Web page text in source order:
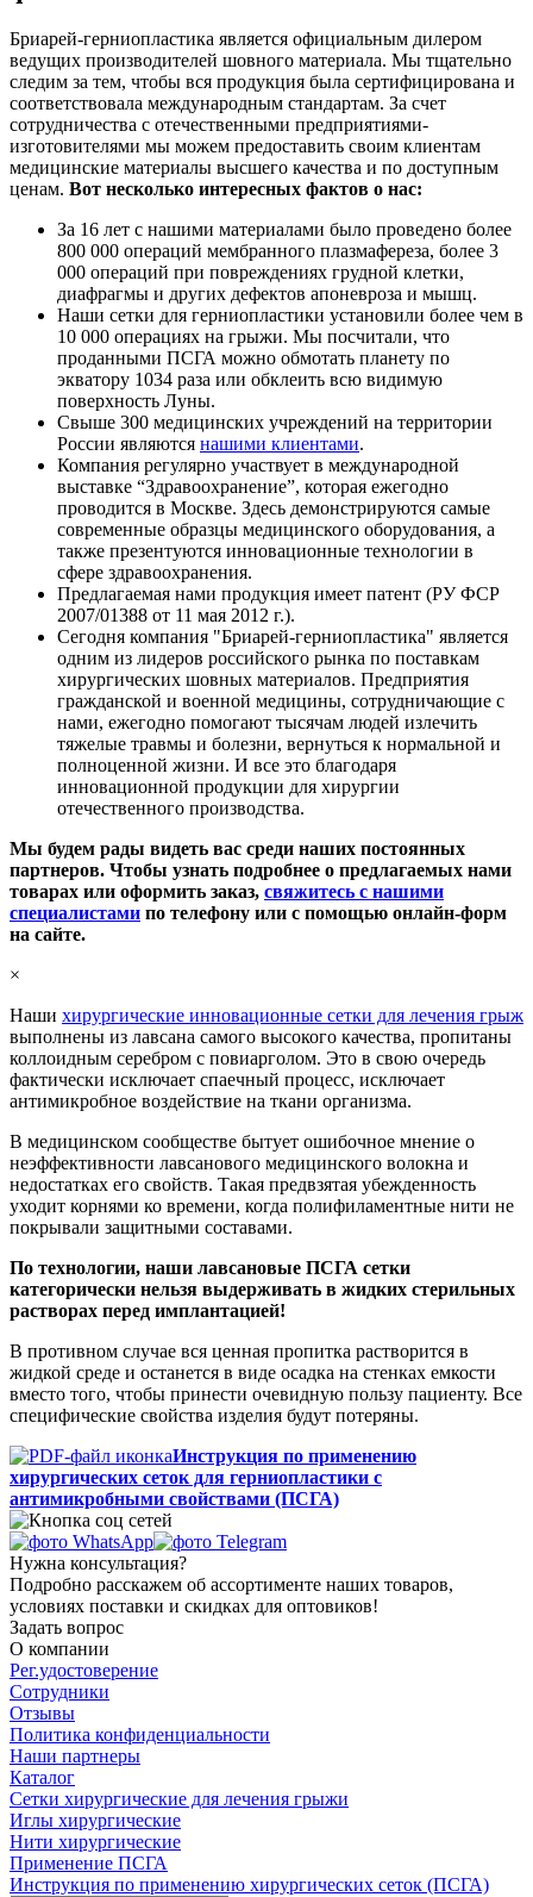
Бриарей-герниопластика является официальным дилером
ведущих производителей шовного материала. Мы тщательно
следим за тем, чтобы вся продукция была сертифицирована и
соответствовала международным стандартам. За счет
сотрудничества с отечественными предприятиями-
изготовителями мы можем предоставить своим клиентам
медицинские материалы высшего качества и по доступным
ценам. Вот несколько интересных фактов о нас:
За 16 лет с нашими материалами было проведено более
800 000 операций мембранного плазмафереза, более 3
000 операций при повреждениях грудной клетки,
диафрагмы и других дефектов апоневроза и мышц.
Наши сетки для герниопластики установили более чем в
10 000 операциях на грыжи. Мы посчитали, что
проданными ПСГА можно обмотать планету по
экватору 1034 раза или обклеить всю видимую
поверхность Луны.
Свыше 300 медицинских учреждений на территории
России являются нашими клиентами.
Компания регулярно участвует в международной
выставке “Здравоохранение”, которая ежегодно
проводится в Москве. Здесь демонстрируются самые
современные образцы медицинского оборудования, а
также презентуются инновационные технологии в
сфере здравоохранения.
Предлагаемая нами продукция имеет патент (РУ ФСР
2007/01388 от 11 мая 2012 г.).
Сегодня компания "Бриарей-герниопластика" является
одним из лидеров российского рынка по поставкам
хирургических шовных материалов. Предприятия
гражданской и военной медицины, сотрудничающие с
нами, ежегодно помогают тысячам людей излечить
тяжелые травмы и болезни, вернуться к нормальной и
полноценной жизни. И все это благодаря
инновационной продукции для хирургии
отечественного производства.
Мы будем рады видеть вас среди наших постоянных
партнеров. Чтобы узнать подробнее о предлагаемых нами
товарах или оформить заказ, свяжитесь с нашими
специалистами по телефону или с помощью онлайн-форм
на сайте.
×
Наши хирургические инновационные сетки для лечения грыж
выполнены из лавсана самого высокого качества, пропитаны
коллоидным серебром с повиарголом. Это в свою очередь
фактически исключает спаечный процесс, исключает
антимикробное воздействие на ткани организма.
В медицинском сообществе бытует ошибочное мнение о
неэффективности лавсанового медицинского волокна и
недостатках его свойств. Такая предвзятая убежденность
уходит корнями ко времени, когда полифиламентные нити не
покрывали защитными составами.
По технологии, наши лавсановые ПСГА сетки
категорически нельзя выдерживать в жидких стерильных
растворах перед имплантацией!
В противном случае вся ценная пропитка растворится в
жидкой среде и останется в виде осадка на стенках емкости
вместо того, чтобы принести очевидную пользу пациенту. Все
специфические свойства изделия будут потеряны.
Инструкция по применению
хирургических сеток для герниопластики с
антимикробными свойствами (ПСГА)
Нужна консультация?
Подробно расскажем об ассортименте наших товаров,
условиях поставки и скидках для оптовиков!
Задать вопрос
О компании
Рег.удостоверение
Сотрудники
Отзывы
Политика конфиденциальности
Наши партнеры
Каталог
Сетки хирургические для лечения грыжи
Иглы хирургические
Нити хирургические
Применение ПСГА
Инструкция по применению хирургических сеток (ПСГА)